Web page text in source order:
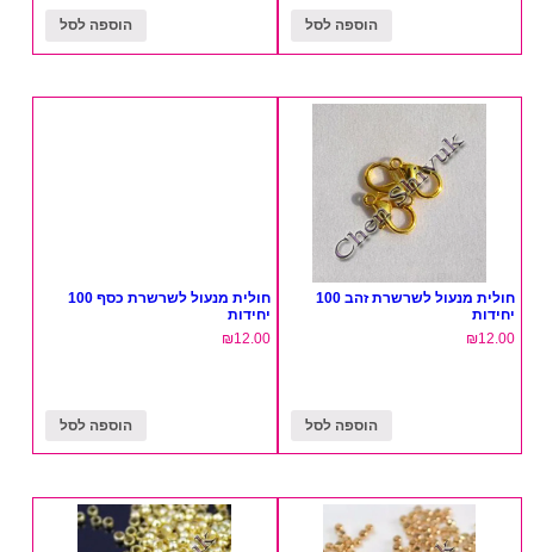
הוספה לסל הוספה לסל
חולית מנעול לשרשרת זהב 100
יחידות
₪12.00
הוספה לסל
חולית מנעול לשרשרת כסף 100
יחידות
₪12.00
הוספה לסל